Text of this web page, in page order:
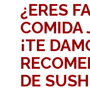
¿ERES
COMIDA
¡TE
DE